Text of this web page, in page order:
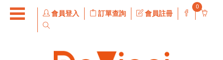
會員登入 訂單查詢 會員註冊
0